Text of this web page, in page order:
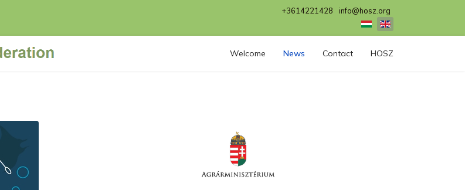
+3614221428 info@hosz.org
Select your language
Welcome News Contact HOSZ